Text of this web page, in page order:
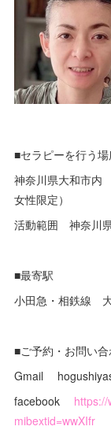
■セラピーを行う
神奈川県大和市内
女性限定）
活動範囲 神奈川
■最寄駅
小田急・相鉄線
■ご予約・お問い
Gmail
facebook
mibextid=wwXIfr